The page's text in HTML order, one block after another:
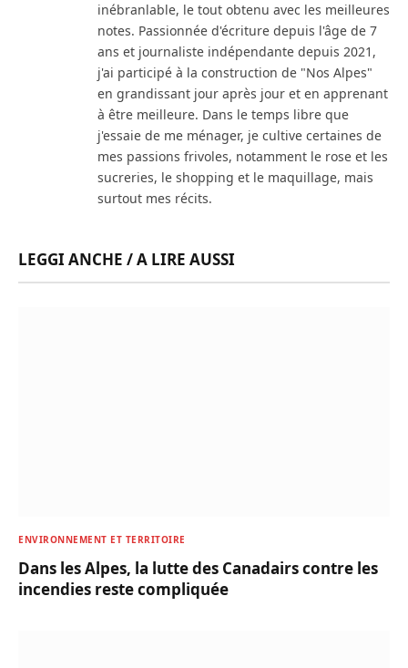
inébranlable, le tout obtenu avec les meilleures
notes. Passionnée d'écriture depuis l'âge de 7
ans et journaliste indépendante depuis 2021,
j'ai participé à la construction de "Nos Alpes"
en grandissant jour après jour et en apprenant
à être meilleure. Dans le temps libre que
j'essaie de me ménager, je cultive certaines de
mes passions frivoles, notamment le rose et les
sucreries, le shopping et le maquillage, mais
surtout mes récits.
LEGGI ANCHE / A LIRE AUSSI
ENVIRONNEMENT ET TERRITOIRE
Dans les Alpes, la lutte des Canadairs contre les
incendies reste compliquée